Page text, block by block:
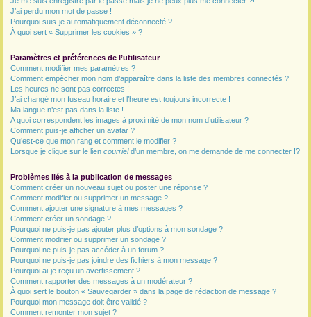
J’ai perdu mon mot de passe !
Pourquoi suis-je automatiquement déconnecté ?
À quoi sert « Supprimer les cookies » ?
Paramètres et préférences de l’utilisateur
Comment modifier mes paramètres ?
Comment empêcher mon nom d’apparaître dans la liste des membres connectés ?
Les heures ne sont pas correctes !
J’ai changé mon fuseau horaire et l’heure est toujours incorrecte !
Ma langue n’est pas dans la liste !
A quoi correspondent les images à proximité de mon nom d’utilisateur ?
Comment puis-je afficher un avatar ?
Qu’est-ce que mon rang et comment le modifier ?
Lorsque je clique sur le lien courrield’un membre, on me demande de me connecter !?
Problèmes liés à la publication de messages
Comment créer un nouveau sujet ou poster une réponse ?
Comment modifier ou supprimer un message ?
Comment ajouter une signature à mes messages ?
Comment créer un sondage ?
Pourquoi ne puis-je pas ajouter plus d’options à mon sondage ?
Comment modifier ou supprimer un sondage ?
Pourquoi ne puis-je pas accéder à un forum ?
Pourquoi ne puis-je pas joindre des fichiers à mon message ?
Pourquoi ai-je reçu un avertissement ?
Comment rapporter des messages à un modérateur ?
À quoi sert le bouton « Sauvegarder » dans la page de rédaction de message ?
Pourquoi mon message doit être validé ?
Comment remonter mon sujet ?